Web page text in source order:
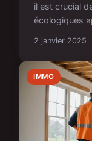
il est crucial
écologiques
2 janvier 2025
IMMO